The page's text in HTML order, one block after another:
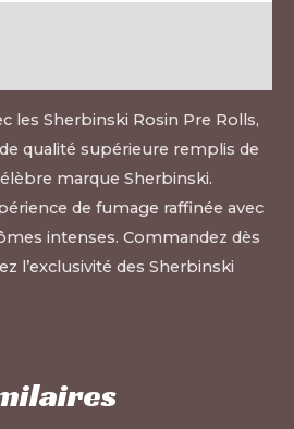
les Sherbinski Rosin Pre Rolls,
qualité supérieure remplis de
marque Sherbinski.
de fumage raffinée avec
intenses. Commandez dès
l’exclusivité des Sherbinski